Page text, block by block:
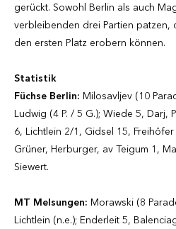
gerückt. Sowohl Berlin als auch
verbleibenden drei Partien patzen,
den ersten Platz erobern können.
Statistik
Füchse Berlin: Milosavljev (10
Ludwig (4 P. / 5 G.); Wiede 5, Darj,
6, Lichtlein 2/1, Gidsel 15,
Grüner, Herburger, av Teigum 1,
Siewert.
MT Melsungen: Morawski (8
Lichtlein (n.e.); Enderleit 5,